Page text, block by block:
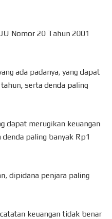
Nomor 20 Tahun 2001
ada padanya, yang dapat
serta denda paling
dapat merugikan keuangan
paling banyak Rp1
dipidana penjara paling
keuangan tidak benar